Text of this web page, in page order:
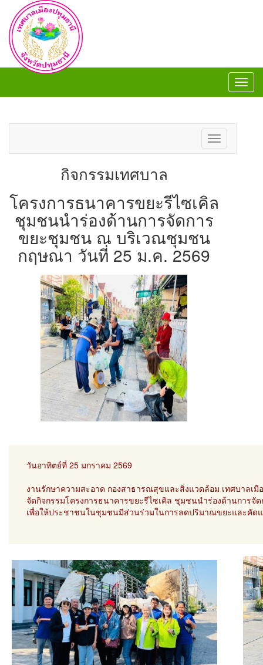
Toggle
navigation
กิจกรรมเทศบาล
โครงการธนาคารขยะรีไซเคิล
ชุมชนนำร่องด้านการจัดการ
ขยะชุมชน ณ บริเวณชุมชน
กฤษณา วันที่ 25 ม.ค. 2569
วันอาทิตย์ที่ 25 มกราคม 2569
งานรักษาความสะอาด กองสาธารณสุขและสิ่งแวดล้อม เทศบาลเมื
จัดกิจกรรมโครงการธนาคารขยะรีไซเคิล ชุมชนนำร่องด้านกา
เพื่อให้ประชาชนในชุมชนมีส่วนร่วมในการลดปริมาณขยะและคัด